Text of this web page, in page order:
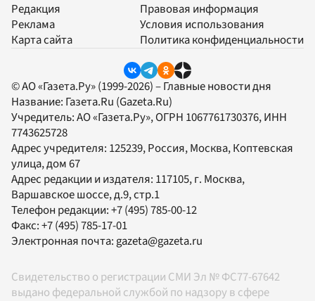
Редакция
Реклама
Карта сайта
Правовая информация
Условия использования
Политика конфиденциальности
© АО «Газета.Ру» (1999-2026) – Главные новости дня
Название: Газета.Ru (Gazeta.Ru)
Учредитель:АО «Газета.Ру», ОГРН 1067761730376, ИНН
7743625728
Адрес учредителя: 125239, Россия, Москва, Коптевская
улица, дом 67
Адрес редакции и издателя: 117105, г. Москва,
Варшавское шоссе, д.9, стр.1
Телефон редакции:+7 (495) 785-00-12
Факс:+7 (495) 785-17-01
Электронная почта:gazeta@gazeta.ru
Свидетельство о регистрации СМИ Эл № ФС77-67642
выдано федеральной службой по надзору в сфере